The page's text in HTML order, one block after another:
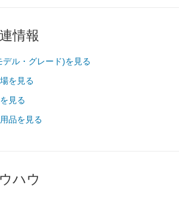
情報
ル・グレード)を見る
を見る
見る
品を見る
ハウ